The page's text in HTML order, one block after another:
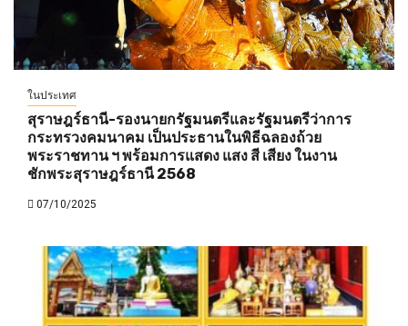
ในประเทศ
สุราษฎร์ธานี-รองนายกรัฐมนตรีและรัฐมนตรีว่าการ
กระทรวงคมนาคม เป็นประธานในพิธีฉลองถ้วย
พระราชทาน ฯ พร้อมการแสดง แสง สี เสียง ในงาน
ชักพระสุราษฎร์ธานี 2568
07/10/2025